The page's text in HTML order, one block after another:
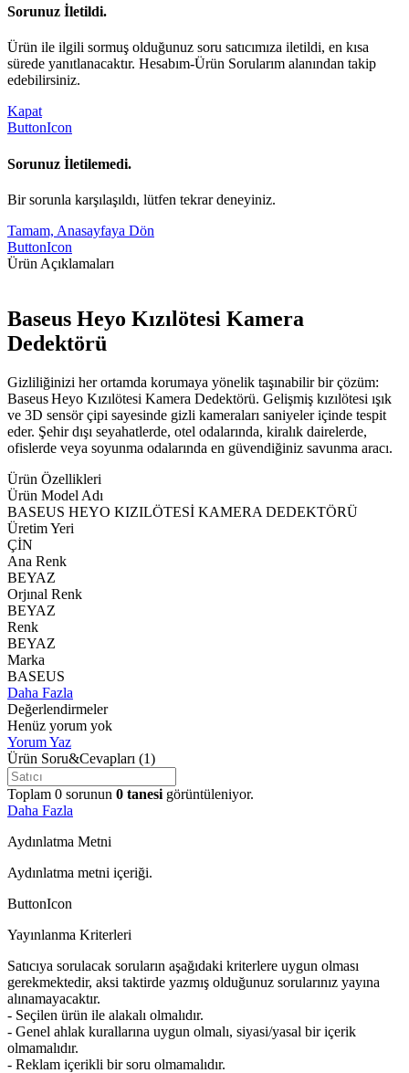
Sorunuz İletildi.
Ürün ile ilgili sormuş olduğunuz soru satıcımıza iletildi, en kısa
sürede yanıtlanacaktır. Hesabım-Ürün Sorularım alanından takip
edebilirsiniz.
Kapat
ButtonIcon
Sorunuz İletilemedi.
Bir sorunla karşılaşıldı, lütfen tekrar deneyiniz.
Tamam, Anasayfaya Dön
ButtonIcon
Ürün Açıklamaları
Baseus Heyo Kızılötesi Kamera
Dedektörü
Gizliliğinizi her ortamda korumaya yönelik taşınabilir bir çözüm:
Baseus Heyo Kızılötesi Kamera Dedektörü. Gelişmiş kızılötesi ışık
ve 3D sensör çipi sayesinde gizli kameraları saniyeler içinde tespit
eder. Şehir dışı seyahatlerde, otel odalarında, kiralık dairelerde,
ofislerde veya soyunma odalarında en güvendiğiniz savunma aracı.
Ürün Özellikleri
Ürün Model Adı
BASEUS HEYO KIZILÖTESİ KAMERA DEDEKTÖRÜ
Üretim Yeri
ÇİN
Ana Renk
BEYAZ
Orjınal Renk
BEYAZ
Renk
BEYAZ
Marka
BASEUS
Daha Fazla
Değerlendirmeler
Henüz yorum yok
Yorum Yaz
Ürün Soru&Cevapları (1)
Toplam 0 sorunun 0 tanesi görüntüleniyor.
Daha Fazla
Aydınlatma Metni
Aydınlatma metni içeriği.
ButtonIcon
Yayınlanma Kriterleri
Satıcıya sorulacak soruların aşağıdaki kriterlere uygun olması
gerekmektedir, aksi taktirde yazmış olduğunuz sorularınız yayına
alınamayacaktır.
- Seçilen ürün ile alakalı olmalıdır.
- Genel ahlak kurallarına uygun olmalı, siyasi/yasal bir içerik
olmamalıdır.
- Reklam içerikli bir soru olmamalıdır.